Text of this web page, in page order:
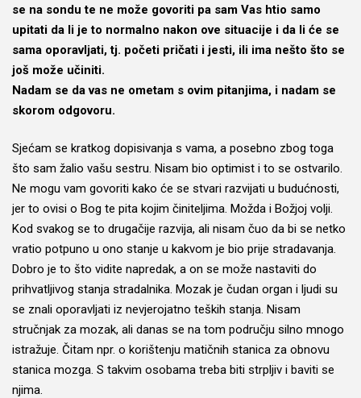
se na sondu te ne može govoriti pa sam Vas htio samo
upitati da li je to normalno nakon ove situacije i da li će se
sama oporavljati, tj. početi pričati i jesti, ili ima nešto što se
još može učiniti.
Nadam se da vas ne ometam s ovim pitanjima, i nadam se
skorom odgovoru.
Sjećam se kratkog dopisivanja s vama, a posebno zbog toga
što sam žalio vašu sestru. Nisam bio optimist i to se ostvarilo.
Ne mogu vam govoriti kako će se stvari razvijati u budućnosti,
jer to ovisi o Bog te pita kojim činiteljima. Možda i Božjoj volji.
Kod svakog se to drugačije razvija, ali nisam čuo da bi se netko
vratio potpuno u ono stanje u kakvom je bio prije stradavanja.
Dobro je to što vidite napredak, a on se može nastaviti do
prihvatljivog stanja stradalnika. Mozak je čudan organ i ljudi su
se znali oporavljati iz nevjerojatno teških stanja. Nisam
stručnjak za mozak, ali danas se na tom području silno mnogo
istražuje. Čitam npr. o korištenju matičnih stanica za obnovu
stanica mozga. S takvim osobama treba biti strpljiv i baviti se
njima.